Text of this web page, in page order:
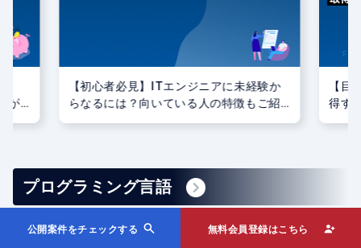
が
【初心者必見】ITエンジニアに未経験か
らなるには？向いている人の特徴もご紹
【
得す
プログラミング言語
公開案件をチェックする 無料会員登録はこちら